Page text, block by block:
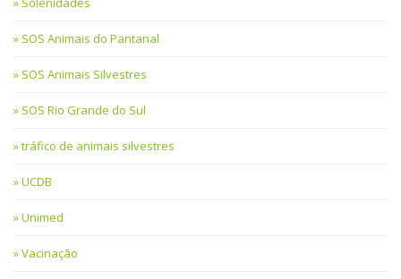
SOS Animais do Pantanal
SOS Animais Silvestres
SOS Rio Grande do Sul
tráfico de animais silvestres
UCDB
Unimed
Vacinação